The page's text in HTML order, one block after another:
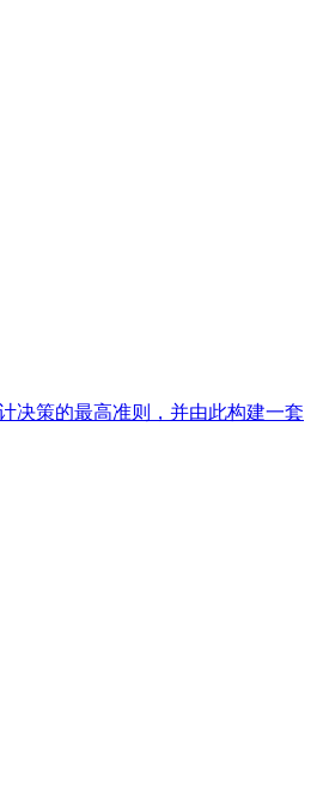
决策的最高准则，并由此构建一套